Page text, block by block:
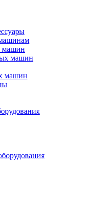
машин
машин
машин